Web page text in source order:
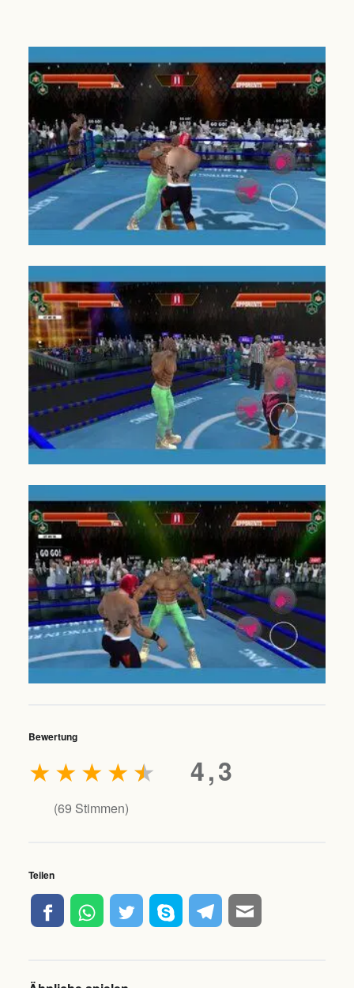
Bewertung
4,3
★
★
★
★
★
(69 Stimmen)
Teilen